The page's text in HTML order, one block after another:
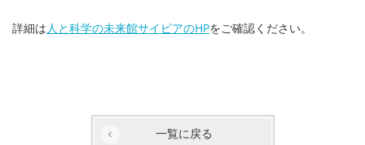
詳細は人と科学の未来館サイピアのHPをご確認ください。
一覧に戻る